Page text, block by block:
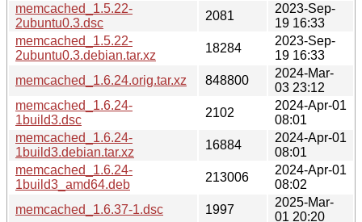
memcached_1.5.22-
2ubuntu0.3.dsc
2081
2023-Sep-
19 16:33
memcached_1.5.22-
2ubuntu0.3.debian.tar.xz
18284
2023-Sep-
19 16:33
memcached_1.6.24.orig.tar.xz
848800
2024-Mar-
03 23:12
memcached_1.6.24-
1build3.dsc
2102
2024-Apr-01
08:01
memcached_1.6.24-
1build3.debian.tar.xz
16884
2024-Apr-01
08:01
memcached_1.6.24-
1build3_amd64.deb
213006
2024-Apr-01
08:02
memcached_1.6.37-1.dsc
1997
2025-Mar-
01 20:20